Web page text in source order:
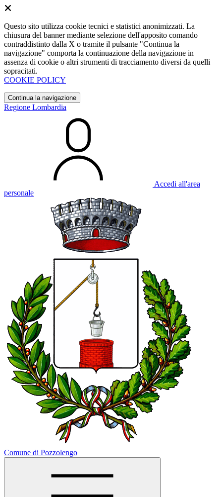
Questo sito utilizza cookie tecnici e statistici anonimizzati. La
chiusura del banner mediante selezione dell'apposito comando
contraddistinto dalla X o tramite il pulsante "Continua la
navigazione" comporta la continuazione della navigazione in
assenza di cookie o altri strumenti di tracciamento diversi da quelli
sopracitati.
COOKIE POLICY
Continua la navigazione
Regione Lombardia
Accedi all'area
personale
Comune di Pozzolengo